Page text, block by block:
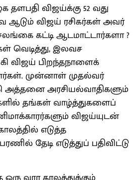
தளபதி விஜய்க்கு 52 வது
ஆடும் விஜய் ரசிகர்கள் அவர்
கட்டி ஆடமாட்டார்களா ?
வெடித்து, இலவச
விஜய் பிறந்தநாளைக்
முன்னாள் முதல்வர்
அரசியல்வாதிகளும்
தங்கள் வாழ்த்துகளைப்
விஜய்யுடன்
எடுத்த
தேடி எடுத்துப் பதிவிட்டு